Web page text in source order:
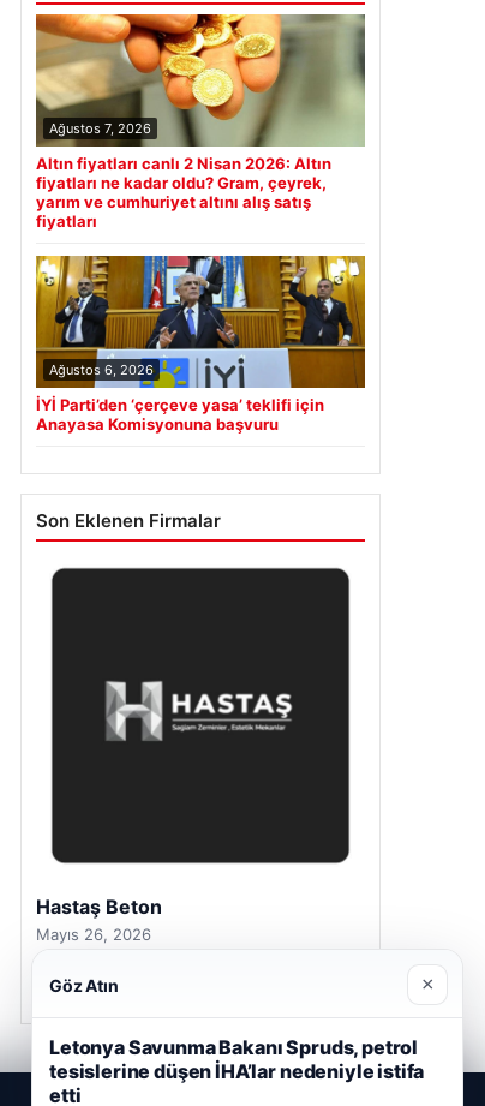
Ağustos 7, 2026
Altın fiyatları canlı 2 Nisan 2026: Altın
fiyatları ne kadar oldu? Gram, çeyrek,
yarım ve cumhuriyet altını alış satış
fiyatları
Ağustos 6, 2026
İYİ Parti’den ‘çerçeve yasa’ teklifi için
Anayasa Komisyonuna başvuru
Son Eklenen Firmalar
Prenses Night Club
Nisan 29, 2026
Göz Atın ×
Letonya Savunma Bakanı Spruds, petrol
tesislerine düşen İHA’lar nedeniyle istifa
etti